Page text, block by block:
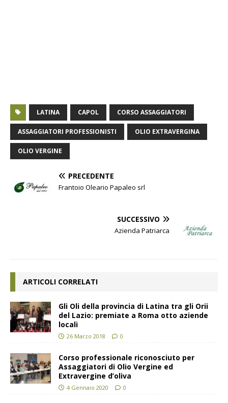
LATINA CAPOL CORSO ASSAGGIATORI
ASSAGGIATORI PROFESSIONISTI OLIO EXTRAVERGINA
OLIO VERGINE
PRECEDENTE
Frantoio Oleario Papaleo srl
SUCCESSIVO
Azienda Patriarca
ARTICOLI CORRELATI
Gli Oli della provincia di Latina tra gli Orii
del Lazio: premiate a Roma otto aziende
locali
26 Marzo 2018 0
Corso professionale riconosciuto per
Assaggiatori di Olio Vergine ed
Extravergine d’oliva
4 Gennaio 2020 0